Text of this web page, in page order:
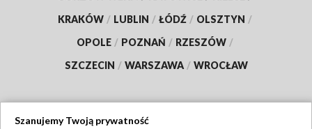
KRAKÓW / LUBLIN / ŁÓDŹ / OLSZTYN /
OPOLE / POZNAŃ / RZESZÓW /
SZCZECIN / WARSZAWA / WROCŁAW
Szanujemy Twoją prywatność